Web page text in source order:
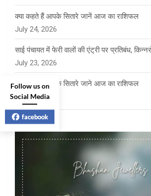
क्या कहते हैं आपके सितारे जानें आज का राशिफल
July 24, 2026
साई पंचायत में फेरी वालों की एंट्री पर प्रतिबंध,
July 23, 2026
क्या कहते है आपके सितारे जाने आज का राशिफल
July 23, 2026
Follow us on
Social Media
facebook